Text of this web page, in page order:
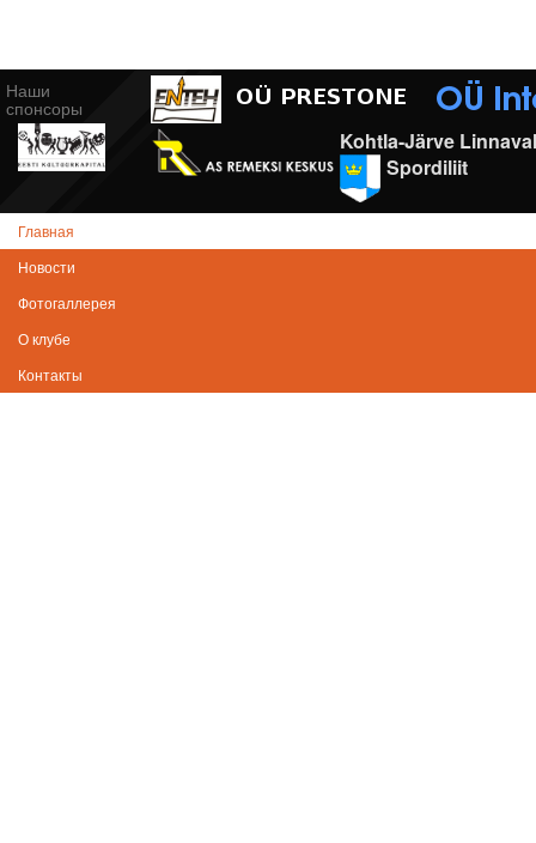
Наши
спонсоры
Kohtla-Järve
Spordiliit
Главная
Новости
Фотогаллерея
О клубе
Контакты